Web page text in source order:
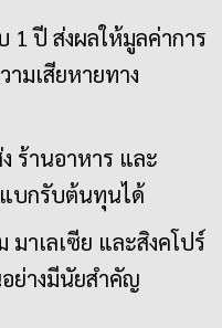
1 ปี ส่งผลให้มูลค่าการ
มเสียหายทาง
ร้านอาหาร และ
แบกรับต้นทุนได้
มาเลเซีย และสิงคโปร์
ย่างมีนัยสำคัญ